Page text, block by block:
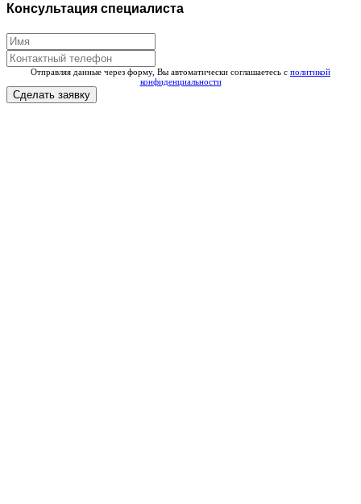
Консультация специалиста
Отправляя данные через форму, Вы автоматически соглашаетесь с политикой
конфиденциальности
Сделать заявку